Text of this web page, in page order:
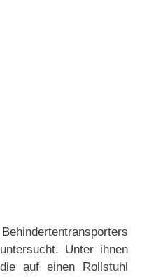
Unter ihnen
auf einen Rollstuhl